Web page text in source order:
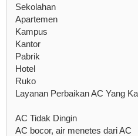
Sekolahan
Apartemen
Kampus
Kantor
Pabrik
Hotel
Ruko
Layanan Perbaikan AC Yang
AC Tidak Dingin
AC bocor, air menetes dari AC